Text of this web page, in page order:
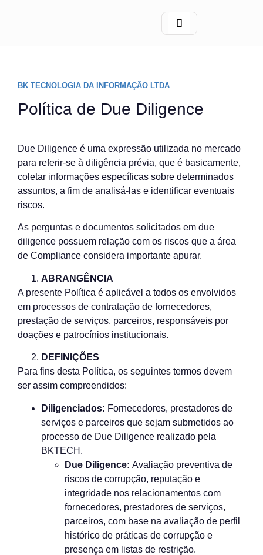
BK TECNOLOGIA DA INFORMAÇÃO LTDA
Política de Due Diligence
Due Diligence é uma expressão utilizada no mercado
para referir-se à diligência prévia, que é basicamente,
coletar informações específicas sobre determinados
assuntos, a fim de analisá-las e identificar eventuais
riscos.
As perguntas e documentos solicitados em due
diligence possuem relação com os riscos que a área
de Compliance considera importante apurar.
ABRANGÊNCIA
A presente Política é aplicável a todos os envolvidos
em processos de contratação de fornecedores,
prestação de serviços, parceiros, responsáveis por
doações e patrocínios institucionais.
DEFINIÇÕES
Para fins desta Política, os seguintes termos devem
ser assim compreendidos:
Diligenciados: Fornecedores, prestadores de
serviços e parceiros que sejam submetidos ao
processo de Due Diligence realizado pela
BKTECH.
Due Diligence: Avaliação preventiva de
riscos de corrupção, reputação e
integridade nos relacionamentos com
fornecedores, prestadores de serviços,
parceiros, com base na avaliação de perfil
histórico de práticas de corrupção e
presença em listas de restrição.